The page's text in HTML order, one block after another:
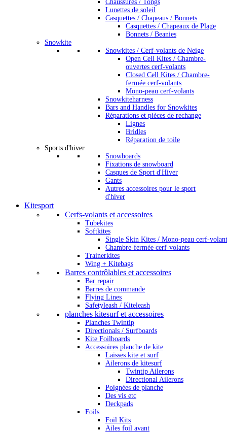
Chaussures / Tongs
Lunettes de soleil
Casquettes / Chapeaus / Bonnets
Casquettes / Chapeaux de Plage
Bonnets / Beanies
Snowkite
Snowkites / Cerf-volants de Neige
Open Cell Kites / Chambre-
ouvertes cerf-volants
Closed Cell Kites / Chambre-
fermée cerf-volants
Mono-peau cerf-volants
Snowkiteharness
Bars and Handles for Snowkites
Réparations et pièces de rechange
Lignes
Bridles
Réparation de toile
Sports d'hiver
Snowboards
Fixations de snowboard
Casques de Sport d'Hiver
Gants
Autres accessoires pour le sport
d'hiver
Kitesport
Cerfs-volants et accessoires
Tubekites
Softkites
Single Skin Kites / Mono-peau cerf-
Chambre-fermée cerf-volants
Trainerkites
Wing + Kitebags
Barres contrôlables et accessoires
Bar repair
Barres de commande
Flying Lines
Safetyleash / Kiteleash
planches kitesurf et accessoires
Planches Twintip
Directionals / Surfboards
Kite Foilboards
Accessoires planche de kite
Laisses kite et surf
Ailerons de kitesurf
Twintip Ailerons
Directional Ailerons
Poignées de planche
Des vis etc
Deckpads
Foils
Foil Kits
Ailes foil avant